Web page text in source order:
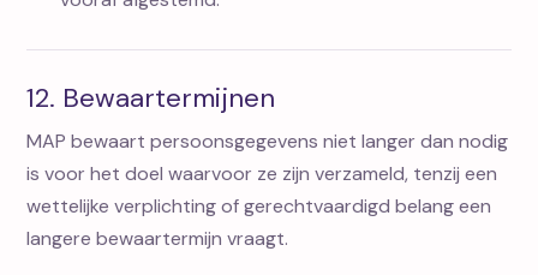
12. Bewaartermijnen
MAP bewaart persoonsgegevens niet langer dan nodig
is voor het doel waarvoor ze zijn verzameld, tenzij een
wettelijke verplichting of gerechtvaardigd belang een
langere bewaartermijn vraagt.